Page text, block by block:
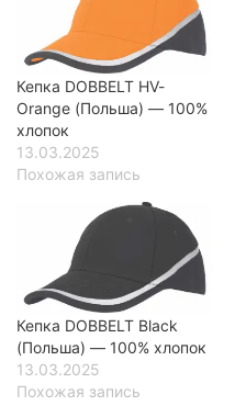
Кепка DOBBELT HV-
Orange (Польша) — 100%
хлопок
13.03.2025
Похожая запись
Кепка DOBBELT Black
(Польша) — 100% хлопок
13.03.2025
Похожая запись